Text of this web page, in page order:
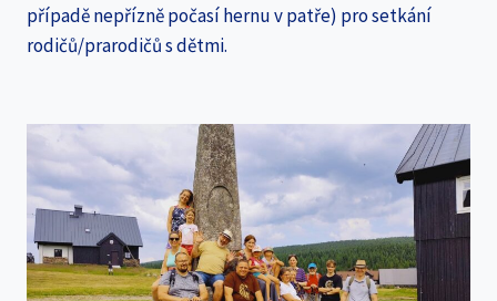
případě nepřízně počasí hernu v patře) pro setkání
rodičů/prarodičů s dětmi.